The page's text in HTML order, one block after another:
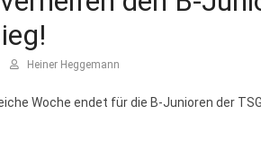
Heiner Heggemann
Woche endet für die B-Junioren der